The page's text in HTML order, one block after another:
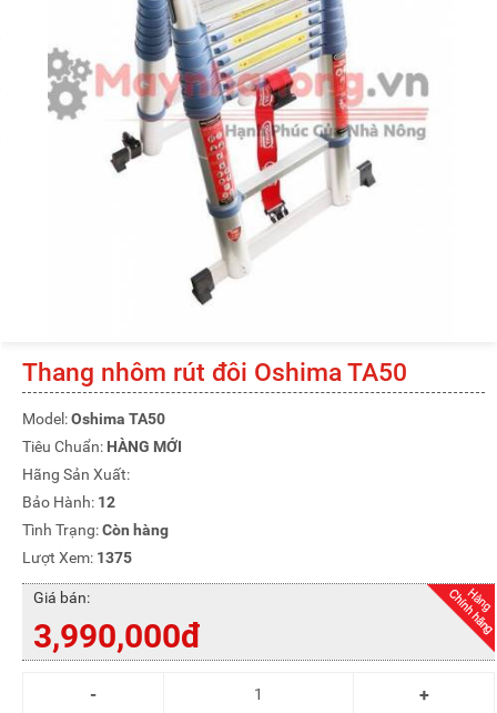
Thang nhôm rút đôi Oshima TA50
Model:Oshima TA50
Tiêu Chuẩn: HÀNG MỚI
Hãng Sản Xuất:
Bảo Hành: 12
Tình Trạng:Còn hàng
Lượt Xem: 1375
Giá bán:
3,990,000đ